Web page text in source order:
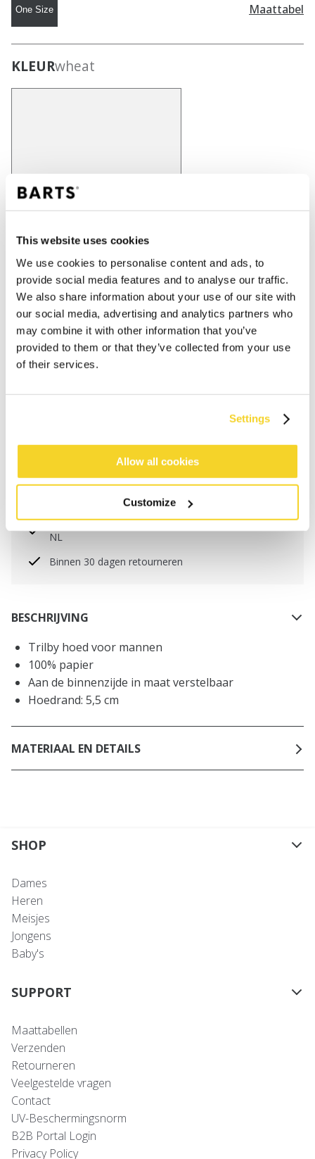
This website uses cookies
We use cookies to personalise content and ads, to
provide social media features and to analyse our traffic.
We also share information about your use of our site with
our social media, advertising and analytics partners who
may combine it with other information that you’ve
provided to them or that they’ve collected from your use
of their services.
Settings
Allow all cookies
Customize
One Size Maattabel
KLEURwheat
worden geplaatst, worden dezelfde dag verzonden
Gratis verzending voor orders boven € 50,- binnen
NL
Binnen 30 dagen retourneren
BESCHRIJVING
Trilby hoed voor mannen
100% papier
Aan de binnenzijde in maat verstelbaar
Hoedrand: 5,5 cm
MATERIAAL EN DETAILS
SHOP
Dames
Heren
Meisjes
Jongens
Baby's
SUPPORT
Maattabellen
Verzenden
Retourneren
Veelgestelde vragen
Contact
UV-Beschermingsnorm
B2B Portal Login
Privacy Policy